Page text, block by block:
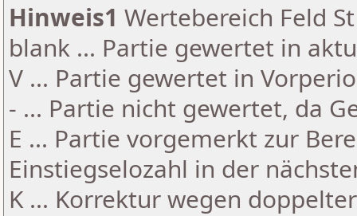
Hinweis1 Wertebereich Feld
blank ... Partie gewertet in
V ... Partie gewertet in
- ... Partie nicht gewertet, da
E ... Partie vorgemerkt zur
Einstiegselozahl in der
K ... Korrektur wegen